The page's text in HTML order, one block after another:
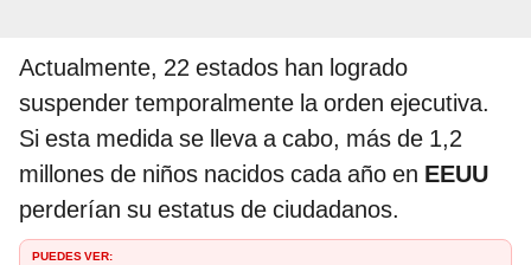
Actualmente, 22 estados han logrado
suspender temporalmente la orden ejecutiva.
Si esta medida se lleva a cabo, más de 1,2
millones de niños nacidos cada año en EEUU
perderían su estatus de ciudadanos.
PUEDES VER: